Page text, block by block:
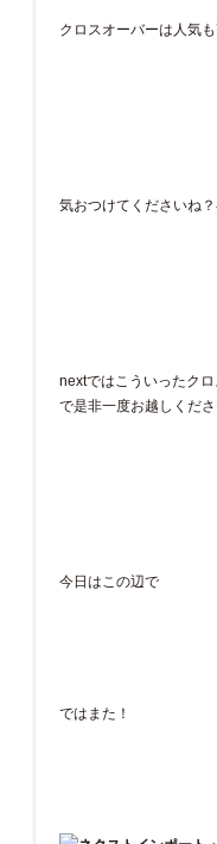
クロスオーバーは人気
気おつけてくださいね
nextではこういったク
で是非一度お越しくださ
今日はこの辺で
ではまた！